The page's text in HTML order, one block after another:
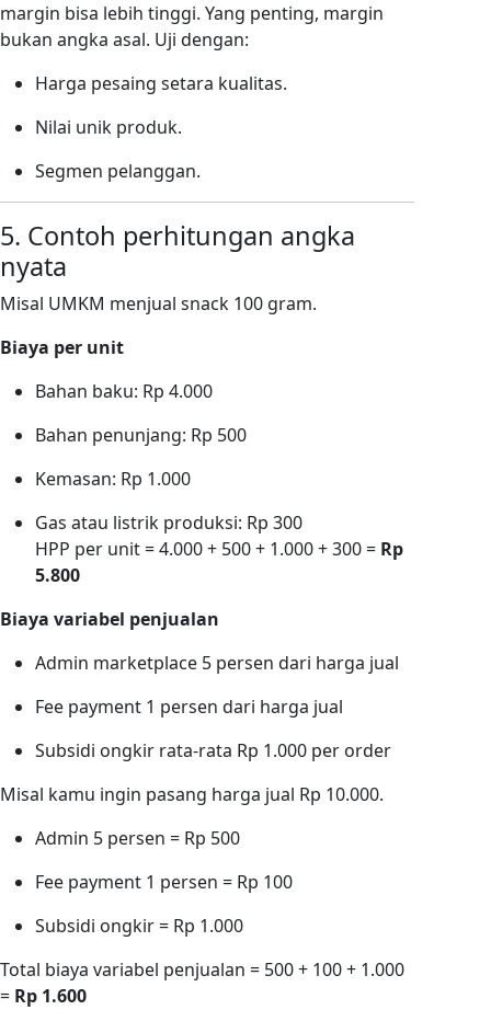
margin bisa lebih tinggi. Yang penting, margin
bukan angka asal. Uji dengan:
Harga pesaing setara kualitas.
Nilai unik produk.
Segmen pelanggan.
5. Contoh perhitungan angka
nyata
Misal UMKM menjual snack 100 gram.
Biaya per unit
Bahan baku: Rp 4.000
Bahan penunjang: Rp 500
Kemasan: Rp 1.000
Gas atau listrik produksi: Rp 300
HPP per unit = 4.000 + 500 + 1.000 + 300 = Rp
5.800
Biaya variabel penjualan
Admin marketplace 5 persen dari harga jual
Fee payment 1 persen dari harga jual
Subsidi ongkir rata-rata Rp 1.000 per order
Misal kamu ingin pasang harga jual Rp 10.000.
Admin 5 persen = Rp 500
Fee payment 1 persen = Rp 100
Subsidi ongkir = Rp 1.000
Total biaya variabel penjualan = 500 + 100 + 1.000
= Rp 1.600